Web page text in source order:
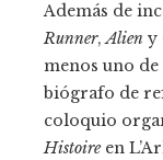
Además de
Runner,Alien y
menos uno de
biógrafo de
coloquio
Histoire en